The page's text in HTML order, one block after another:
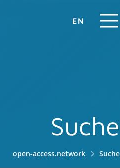
EN
Suche
open-access.network Suche